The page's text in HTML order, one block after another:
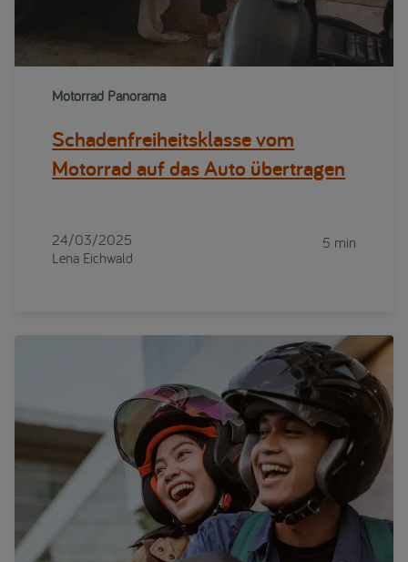
Motorrad Panorama
Schadenfreiheitsklasse vom
Motorrad auf das Auto übertragen
24/03/2025
Lena Eichwald
5 min